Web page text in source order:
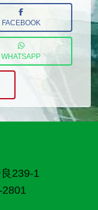
FACEBOOK
WHATSAPP
239-1